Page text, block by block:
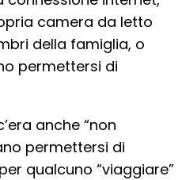
camera da letto
della famiglia, o
permettersi di
anche “non
permettersi di
qualcuno “viaggiare”